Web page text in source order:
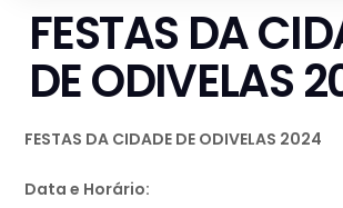
FESTAS DA
DE ODIVELAS
FESTAS DA CIDADE DE ODIVELAS 2024
Data e Horário: